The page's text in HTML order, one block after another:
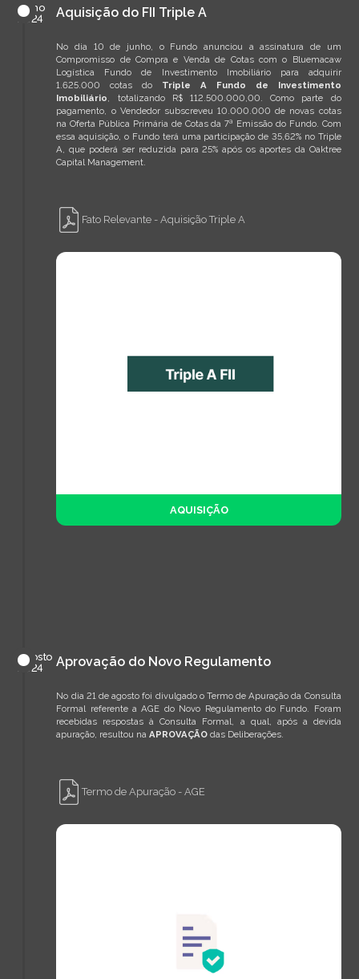
junho
de
2024 Aquisição do FII Triple A
No dia 10 de junho, o Fundo anunciou a assinatura de um
Compromisso de Compra e Venda de Cotas com o Bluemacaw
Logística Fundo de Investimento Imobiliário para adquirir
1.625.000 cotas do Triple A Fundo de Investimento
Imobiliário
, totalizando R$ 112.500.000,00. Como parte do
pagamento, o Vendedor subscreveu 10.000.000 de novas cotas
na Oferta Pública Primária de Cotas da 7ª Emissão do Fundo. Com
essa aquisição, o Fundo terá uma participação de 35,62% no Triple
A, que poderá ser reduzida para 25% após os aportes da Oaktree
Capital Management.
Fato Relevante - Aquisição Triple A
AQUISIÇÃO
agosto
de
2024 Aprovação do Novo Regulamento
No dia 21 de agosto foi divulgado o Termo de Apuração da Consulta
Formal referente a AGE do Novo Regulamento do Fundo. Foram
recebidas respostas à Consulta Formal, a qual, após a devida
apuração, resultou naAPROVAÇÃO das Deliberações.
Termo de Apuração - AGE